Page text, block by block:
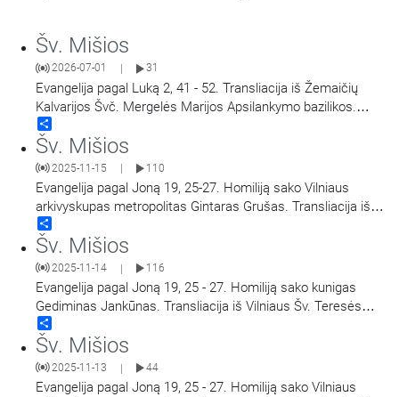
Šv. Mišios
2026-07-01 31
Evangelija pagal Luką 2, 41 - 52. Transliacija iš Žemaičių
Kalvarijos Švč. Mergelės Marijos Apsilankymo bazilikos.
Didieji Žemaičių Kalvarijos atllaidai. Šv. Mišias aukoja arkiv.
Šv. Mišios
2025-11-15 110
Evangelija pagal Joną 19, 25-27. Homiliją sako Vilniaus
arkivyskupas metropolitas Gintaras Grušas. Transliacija iš
Vilniaus Šv. Teresės bažnyčios. Aušros Vartų Švč. Mergelės
Marijos Gailestingumo Motinos atlaidai.
Šv. Mišios
2025-11-14 | 116
Evangelija pagal Joną 19, 25 - 27. Homiliją sako kunigas
Gediminas Jankūnas. Transliacija iš Vilniaus Šv. Teresės
bažnyčios. Aušros Vartų Švč. Mergelės Marijos
Gailestingumo Motinos atlaidai.
Šv. Mišios
2025-11-13 | 44
Evangelija pagal Joną 19, 25 - 27. Homiliją sako Vilniaus